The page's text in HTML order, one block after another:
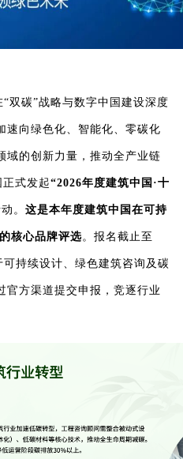
“双碳”战略与数字中国建设深度
速向绿色化、智能化、零碳化
域的创新力量，推动全产业链
式发起“2026年度建筑中国·十
。 这是本年度建筑中国在可持
核心品牌评选。报名截止至
可持续设计、绿色建筑咨询及碳
官方渠道提交申报，竞逐行业